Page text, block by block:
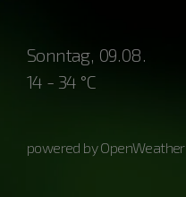
Sonntag, 09.08.
14 - 34 °C
powered by OpenWeather